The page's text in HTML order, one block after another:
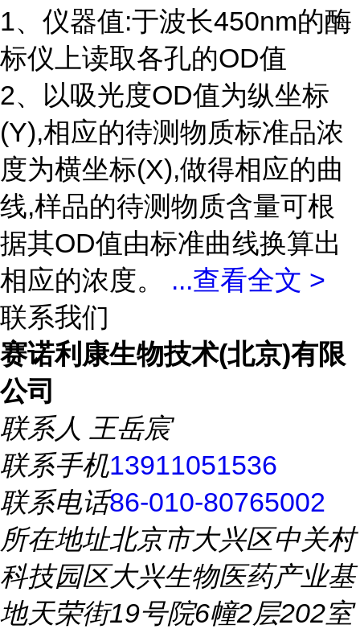
1、仪器值:于波长450nm的酶
标仪上读取各孔的OD值
2、以吸光度OD值为纵坐标
(Y),相应的待测物质标准品浓
度为横坐标(X),做得相应的曲
线,样品的待测物质含量可根
据其OD值由标准曲线换算出
相应的浓度。 ...查看全文 >
联系我们
赛诺利康生物技术(北京)有限
公司
联系人 王岳宸
联系手机13911051536
联系电话86-010-80765002
所在地址北京市大兴区中关村
科技园区大兴生物医药产业基
地天荣街19号院6幢2层202室